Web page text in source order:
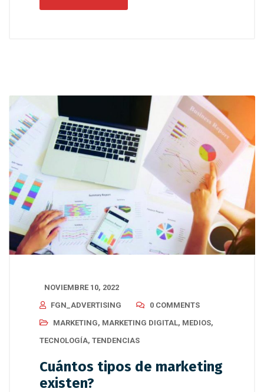
NOVIEMBRE 10, 2022
FGN_ADVERTISING
0 COMMENTS
MARKETING, MARKETING DIGITAL, MEDIOS,
TECNOLOGÍA, TENDENCIAS
Cuántos tipos de marketing
existen?